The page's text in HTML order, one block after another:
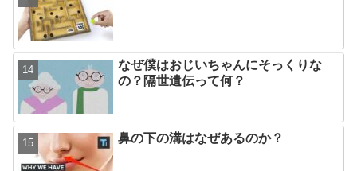
なぜ僕はおじいちゃんにそっくりな
の？隔世遺伝って何？
鼻の下の溝はなぜあるのか？